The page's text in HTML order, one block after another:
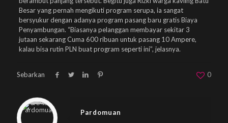
Besar yang pernah mengikuti program serupa, ia sangat
bersyukur dengan adanya program pasang baru gratis Biaya
Penyambungan. “Biasanya pelanggan membayar sekitar 3
jutaan sekarang Cuma 600 ribuan untuk pasang 10 Ampere,
kalau bisa rutin PLN buat program seperti ini”, jelasnya.
Sebarkan 0
Warning
: Trying to access array offset on null in
/home/u833233641/domains/beplus.id/public_html/wp-content/themes/betheme/includes/content-single.php
on line
286
Pardomuan